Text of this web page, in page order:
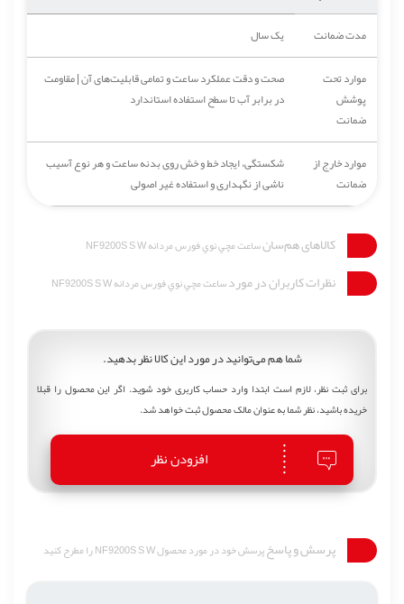
مدت ضمانت
یک سال
موارد تحت
پوشش
ضمانت
صحت و دقت عملکرد ساعت و تمامی قابلیت‌های آن | مقاومت
در برابر آب تا سطح استفاده استاندارد
موارد خارج از
ضمانت
شکستگی، ایجاد خط و خش روی بدنه ساعت و هر نوع آسیب
ناشی از نگهداری و استفاده غیر اصولی
کالاهای هم‌سانساعت مچي نوي فورس مردانه NF9200S S W
نظرات کاربران در موردساعت مچي نوي فورس مردانه NF9200S S W
شما هم می‌توانید در مورد این کالا نظر بدهید.
برای ثبت نظر، لازم است ابتدا وارد حساب کاربری خود شوید. اگر این محصول را قبلا
خریده باشید، نظر شما به عنوان مالک محصول ثبت خواهد شد.
افزودن نظر
پرسش و پاسخپرسش خود در مورد محصول NF9200S S W را مطرح کنید